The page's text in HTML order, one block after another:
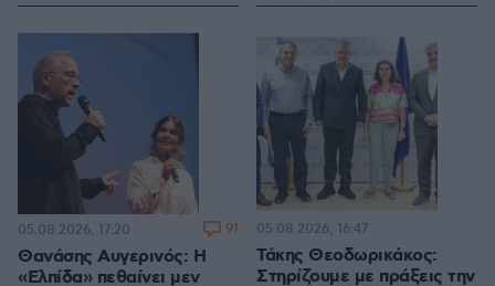
Θανάσης Αυγερινός: Η
«Ελπίδα» πεθαίνει μεν
05.08.2026, 17:20 91
Τάκης Θεοδωρικάκος:
Στηρίζουμε με πράξεις την
05.08.2026, 16:47